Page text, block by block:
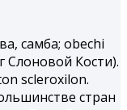
самба; obechi
Слоновой Кости).
scleroxilon.
стран